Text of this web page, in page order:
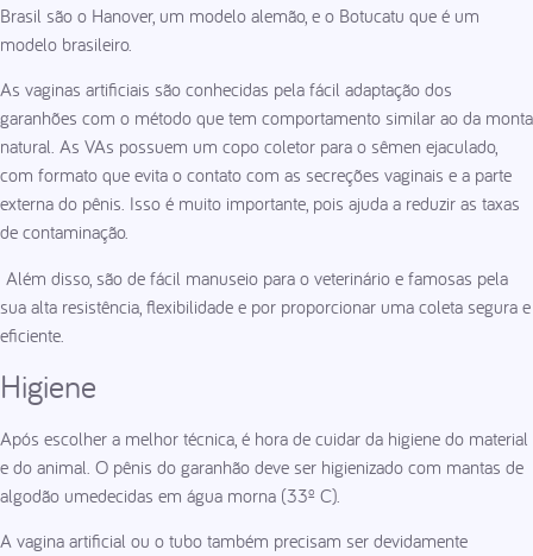
Brasil são o Hanover, um modelo alemão, e o Botucatu que é um
modelo brasileiro.
As vaginas artificiais são conhecidas pela fácil adaptação dos
garanhões com o método que tem comportamento similar ao da monta
natural. As VAs possuem um copo coletor para o sêmen ejaculado,
com formato que evita o contato com as secreções vaginais e a parte
externa do pênis. Isso é muito importante, pois ajuda a reduzir as taxas
de contaminação.
Além disso, são de fácil manuseio para o veterinário e famosas pela
sua alta resistência, flexibilidade e por proporcionar uma coleta segura e
eficiente.
Higiene
Após escolher a melhor técnica, é hora de cuidar da higiene do material
e do animal. O pênis do garanhão deve ser higienizado com mantas de
algodão umedecidas em água morna (33º C).
A vagina artificial ou o tubo também precisam ser devidamente